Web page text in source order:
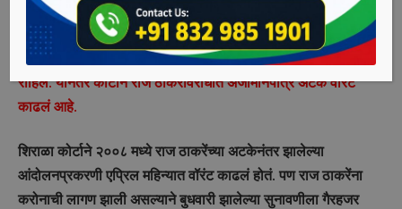
गैरहजर राहिल्याने शिराळा न्यायदंडाधिकाऱ्यांनी २८ एप्रिल २००२ रोजी
राज ठाकरे यांच्यासह १० जणांविरोधात अजामीनपात्र वॉरंट बजावलं
होतं. याप्रकरणी ८ जूनला सुनावणी झाली असता राज ठाकरे गैरहजर
राहिले. यानंतर कोर्टाने राज ठाकरेंविरोधात अजामीनपात्र अटक वॉरंट
काढलं आहे.
शिराळा कोर्टाने २००८ मध्ये राज ठाकरेंच्या अटकेनंतर झालेल्या
आंदोलनप्रकरणी एप्रिल महिन्यात वॉरंट काढलं होतं. पण राज ठाकरेंना
करोनाची लागण झाली असल्याने बुधवारी झालेल्या सुनावणीला गैरहजर